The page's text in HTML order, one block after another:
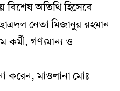
বিশেষ অতিথি হিসেবে
নেতা মিজানুর রহমান
কর্মী, গণ্যমান্য ও
করেন, মাওলানা মোঃ